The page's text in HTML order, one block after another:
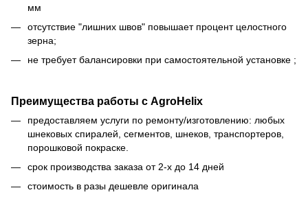
мм
отсутствие "лишних швов" повышает процент целостного
зерна;
не требует балансировки при самостоятельной установке ;
Преимущества работы с AgroHelix
предоставляем услуги по ремонту/изготовлению: любых
шнековых спиралей, сегментов, шнеков, транспортеров,
порошковой покраске.
срок производства заказа от 2-х до 14 дней
стоимость в разы дешевле оригинала